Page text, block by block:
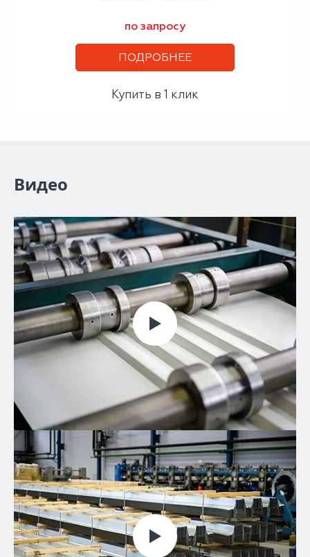
по запросу
ПОДРОБНЕЕ
Купить в 1 клик
Видео